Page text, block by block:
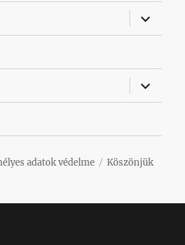
almenü
almenü
adatok védelme
Köszönjük